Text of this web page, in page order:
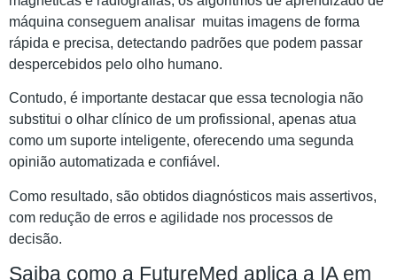
máquina conseguem analisar muitas imagens de forma
rápida e precisa, detectando padrões que podem passar
despercebidos pelo olho humano.
Contudo, é importante destacar que essa tecnologia não
substitui o olhar clínico de um profissional, apenas atua
como um suporte inteligente, oferecendo uma segunda
opinião automatizada e confiável.
Como resultado, são obtidos diagnósticos mais assertivos,
com redução de erros e agilidade nos processos de
decisão.
Saiba como a FutureMed aplica a IA em